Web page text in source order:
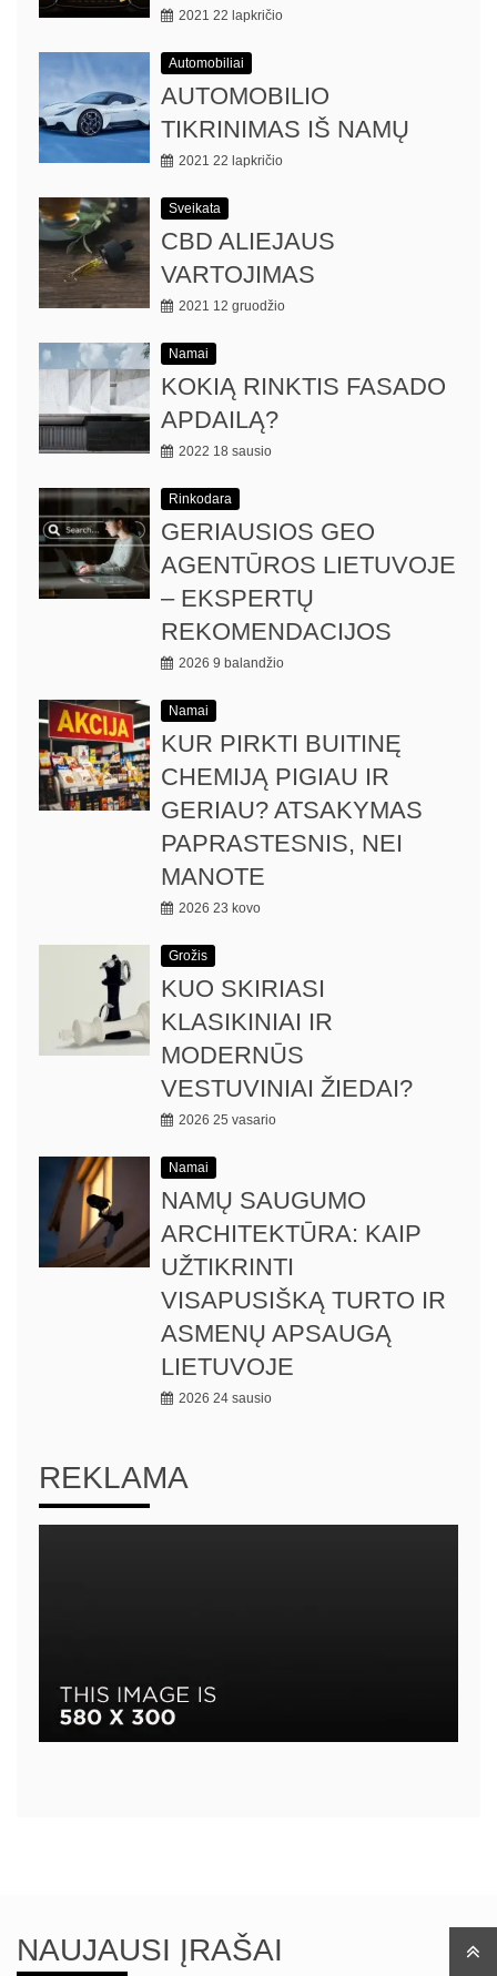
2021 22 lapkričio
Automobiliai
AUTOMOBILIO
TIKRINIMAS IŠ NAMŲ
2021 22 lapkričio
Sveikata
CBD ALIEJAUS
VARTOJIMAS
2021 12 gruodžio
Namai
KOKIĄ RINKTIS FASADO
APDAILĄ?
2022 18 sausio
Rinkodara
GERIAUSIOS GEO
AGENTŪROS LIETUVOJE
– EKSPERTŲ
REKOMENDACIJOS
2026 9 balandžio
Namai
KUR PIRKTI BUITINĘ
CHEMIJĄ PIGIAU IR
GERIAU? ATSAKYMAS
PAPRASTESNIS, NEI
MANOTE
2026 23 kovo
Grožis
KUO SKIRIASI
KLASIKINIAI IR
MODERNŪS
VESTUVINIAI ŽIEDAI?
2026 25 vasario
Namai
NAMŲ SAUGUMO
ARCHITEKTŪRA: KAIP
UŽTIKRINTI
VISAPUSIŠKĄ TURTO IR
ASMENŲ APSAUGĄ
LIETUVOJE
2026 24 sausio
REKLAMA
NAUJAUSI ĮRAŠAI